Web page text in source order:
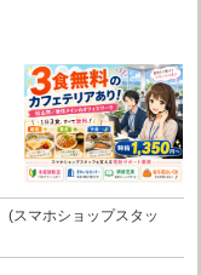
(スマホショップスタッ